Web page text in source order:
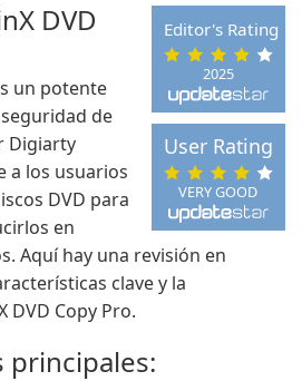
2025
Editor's Rating
VERY GOOD
User Rating
DVD
un potente
de
Digiarty
a los usuarios
DVD para
en
Aquí hay una revisión en
clave y la
DVD Copy Pro.
principales: